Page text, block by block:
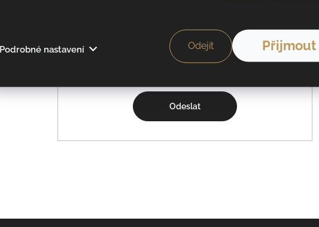
Podrobné nastavení Odejít Přijmout
Odeslat